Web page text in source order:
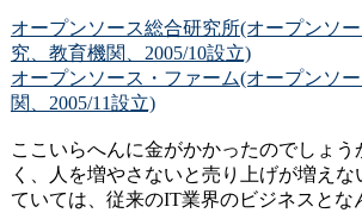
オープンソース総合研究所(オープンソ
究、教育機関、2005/10設立)
オープンソース・ファーム(オープンソ
関、2005/11設立)
ここいらへんに金がかかったのでしょ
く、人を増やさないと売り上げが増えな
ていては、従来のIT業界のビジネスとな